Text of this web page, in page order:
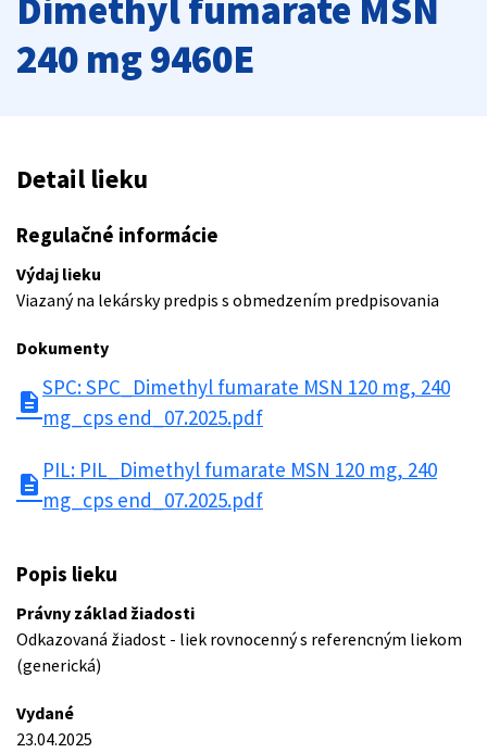
Dimethyl fumarate MSN
240 mg 9460E
Detail lieku
Regulačné informácie
Výdaj lieku
Viazaný na lekársky predpis s obmedzením predpisovania
Dokumenty
description
SPC: SPC_Dimethyl fumarate MSN 120 mg, 240
mg_cps end_07.2025.pdf
description
PIL: PIL_Dimethyl fumarate MSN 120 mg, 240
mg_cps end_07.2025.pdf
Popis lieku
Právny základ žiadosti
Odkazovaná žiadost - liek rovnocenný s referencným liekom
(generická)
Vydané
23.04.2025